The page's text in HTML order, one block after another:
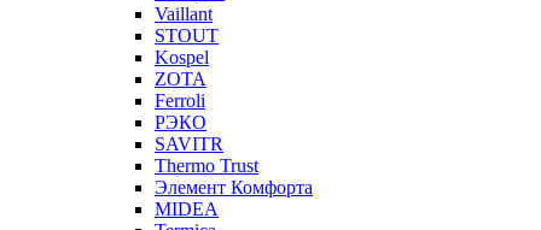
Vaillant
STOUT
Kospel
ZOTA
Ferroli
РЭКО
SAVITR
Thermo Trust
Элемент Комфорта
MIDEA